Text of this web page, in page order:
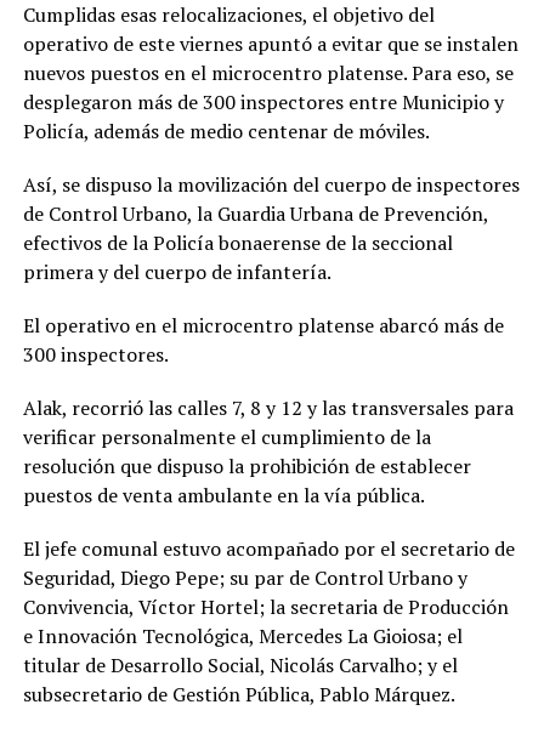
Cumplidas esas relocalizaciones, el objetivo del
operativo de este viernes apuntó a evitar que se instalen
nuevos puestos en el microcentro platense. Para eso, se
desplegaron más de 300 inspectores entre Municipio y
Policía, además de medio centenar de móviles.
Así, se dispuso la movilización del cuerpo de inspectores
de Control Urbano, la Guardia Urbana de Prevención,
efectivos de la Policía bonaerense de la seccional
primera y del cuerpo de infantería.
El operativo en el microcentro platense abarcó más de
300 inspectores.
Alak, recorrió las calles 7, 8 y 12 y las transversales para
verificar personalmente el cumplimiento de la
resolución que dispuso la prohibición de establecer
puestos de venta ambulante en la vía pública.
El jefe comunal estuvo acompañado por el secretario de
Seguridad, Diego Pepe; su par de Control Urbano y
Convivencia, Víctor Hortel; la secretaria de Producción
e Innovación Tecnológica, Mercedes La Gioiosa; el
titular de Desarrollo Social, Nicolás Carvalho; y el
subsecretario de Gestión Pública, Pablo Márquez.